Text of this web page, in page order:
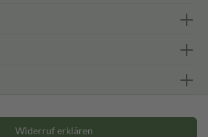
Widerruf erklären